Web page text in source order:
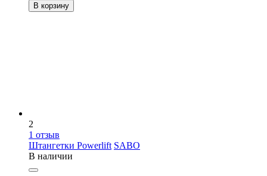
В корзину
2
1 отзыв
Штангетки Powerlift SABO
В наличии